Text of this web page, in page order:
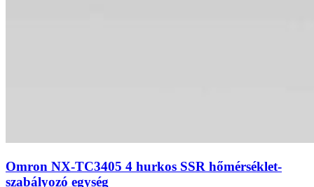
Omron NX-TC3405 4 hurkos SSR hőmérséklet-
szabályozó egység